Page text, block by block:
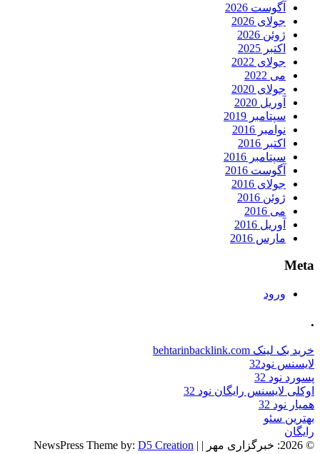
آگوست 2026
جولای 2026
ژوئن 2026
اکتبر 2025
جولای 2022
می 2022
جولای 2020
آوریل 2020
سپتامبر 2019
نوامبر 2016
اکتبر 2016
سپتامبر 2016
آگوست 2016
جولای 2016
ژوئن 2016
می 2016
آوریل 2016
مارس 2016
Meta
ورود
.
خرید بک لینک behtarinbacklink.com
لایسنس نود32
پسورد نود 32
اوکلی لایسنس رایگان نود 32
همیار نود 32
بهترین سئو
رایگان
© 2026: خبرگزاری مهر
| NewsPress Theme by:
D5 Creation |